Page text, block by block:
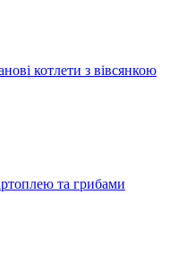
котлети з вівсянкою
та грибами